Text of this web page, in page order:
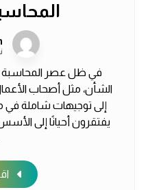
في ظل عصر المحاسبة
الشأن، مثل أصحاب
إلى توجيهات شاملة في
يفتقرون أحيانًا إلى